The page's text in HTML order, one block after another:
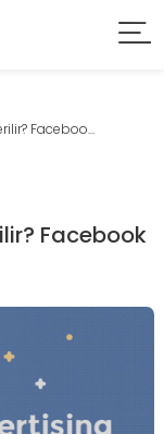
Faceboo...
Facebook